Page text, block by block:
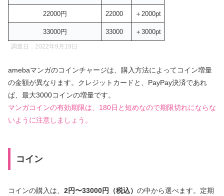
22000円 22000 ＋2000pt
33000円 33000 ＋3000pt
調査日：2022年9月19日
amebaマンガのコインチャージは、購入方法によってコイン増量
の金額が異なります。クレジットカードと、PayPay決済であれ
ば、最大3000コインの増量です。
マンガコインの有効期限は、180日と短めなので期限切れにならな
いように注意しましょう。
コイン
コインの購入は、 2円〜33000円（税込） の中から選べます。定期